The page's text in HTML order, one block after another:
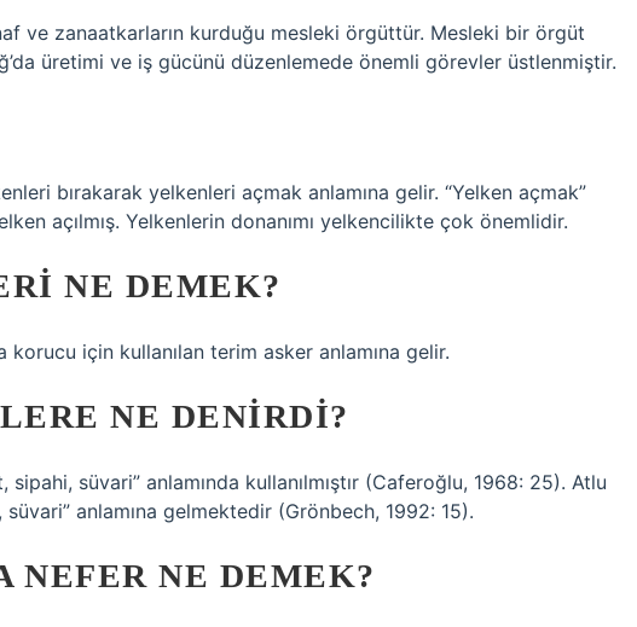
ve zanaatkarların kurduğu mesleki örgüttür. Mesleki bir örgüt
üretimi ve iş gücünü düzenlemede önemli görevler üstlenmiştir.
bırakarak yelkenleri açmak anlamına gelir. “Yelken açmak”
açılmış. Yelkenlerin donanımı yelkencilikte çok önemlidir.
NE DEMEK?
korucu için kullanılan terim asker anlamına gelir.
NE DENIRDI?
süvari” anlamında kullanılmıştır (Caferoğlu, 1968: 25). Atlu
süvari” anlamına gelmektedir (Grönbech, 1992: 15).
NEFER NE DEMEK?